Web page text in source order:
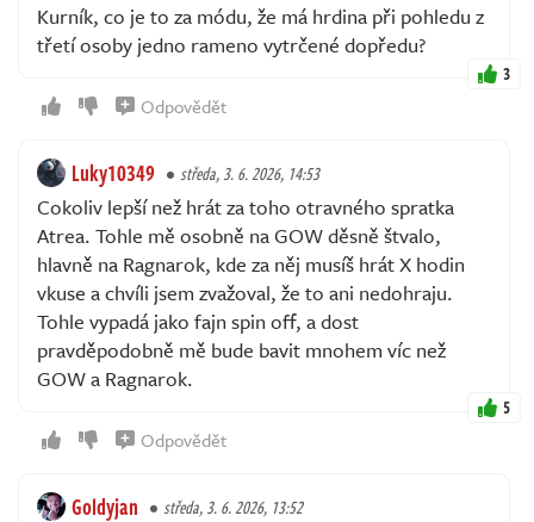
Kurník, co je to za módu, že má hrdina při pohledu z
třetí osoby jedno rameno vytrčené dopředu?
3
Odpovědět
Luky10349 středa, 3. 6. 2026, 14:53
Cokoliv lepší než hrát za toho otravného spratka
Atrea. Tohle mě osobně na GOW děsně štvalo,
hlavně na Ragnarok, kde za něj musíš hrát X hodin
vkuse a chvíli jsem zvažoval, že to ani nedohraju.
Tohle vypadá jako fajn spin off, a dost
pravděpodobně mě bude bavit mnohem víc než
GOW a Ragnarok.
5
Odpovědět
Goldyjan středa, 3. 6. 2026, 13:52